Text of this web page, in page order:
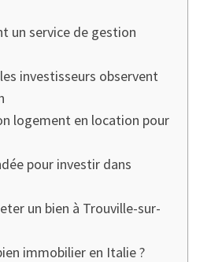
un service de gestion
investisseurs observent
logement en location pour
pour investir dans
un bien à Trouville-sur-
immobilier en Italie ?